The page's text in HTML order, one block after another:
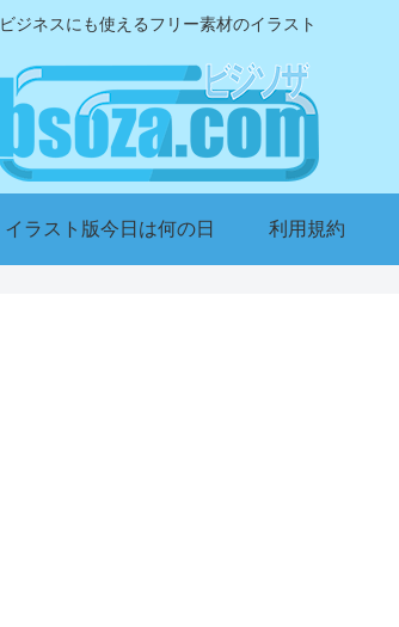
ビジネスにも使えるフリー素材のイラスト
イラスト版今日は何の日 利用規約